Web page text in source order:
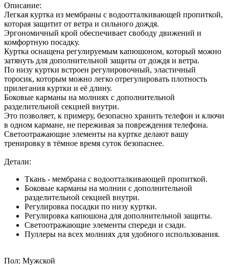
Описание:
Легкая куртка из мембраны с водоотталкивающей пропиткой,
которая защитит от ветра и сильного дождя.
Эргономичный крой обеспечивает свободу движений и
комфортную посадку.
Куртка оснащена регулируемым капюшоном, который можно
затянуть для дополнительной защиты от дождя и ветра.
По низу куртки встроен регулировочный, эластичный
торосик, которым можно легко отрегулировать плотность
прилегания куртки и её длину.
Боковые карманы на молниях с дополнительной
разделительной секцией внутри.
Это позволяет, к примеру, безопасно хранить телефон и ключи
в одном кармане, не переживая за повреждения телефона.
Светоотражающие элементы на куртке делают вашу
тренировку в тёмное время суток безопаснее.
Детали:
Ткань - мембрана с водоотталкивающей пропиткой.
Боковые карманы на молнии с дополнительной
разделительной секцией внутри.
Регулировка посадки по низу куртки.
Регулировка капюшона для дополнительной защиты.
Светоотражающие элементы спереди и сзади.
Пуллеры на всех молниях для удобного использования.
Пол: Мужской